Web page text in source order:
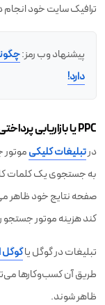
ترافیک سایت خود
پيشنهاد وب رمز:
دارد!
PPC یا بازاریابی پرداختی به ازای هر کلیک
درتبلیغات کلیکی
به جستجوی یک کلمات
صفحه نتایج خود ظاهر
کند هزینه موتور جستجو
تبلیغات در گوگل یاگوگل
طریق آن کسب‌وکارها
ظاهر شوند.